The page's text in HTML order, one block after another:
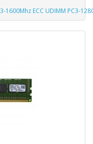
1600Mhz ECC UDIMM PC3-